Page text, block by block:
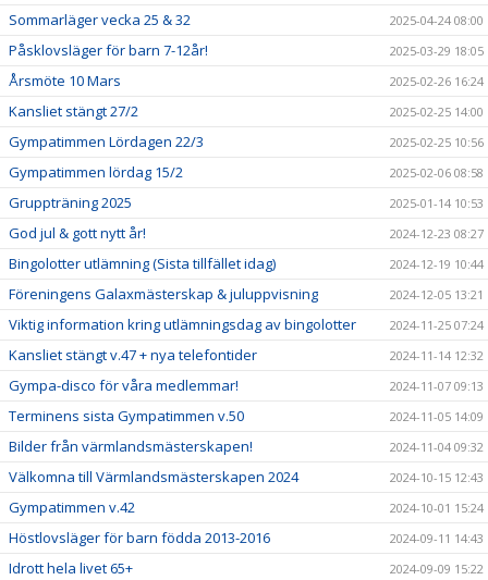
Sommarläger vecka 25 & 32 2025-04-24 08:00
Påsklovsläger för barn 7-12år! 2025-03-29 18:05
Årsmöte 10 Mars 2025-02-26 16:24
Kansliet stängt 27/2 2025-02-25 14:00
Gympatimmen Lördagen 22/3 2025-02-25 10:56
Gympatimmen lördag 15/2 2025-02-06 08:58
Gruppträning 2025 2025-01-14 10:53
God jul & gott nytt år! 2024-12-23 08:27
Bingolotter utlämning (Sista tillfället idag) 2024-12-19 10:44
Föreningens Galaxmästerskap & juluppvisning 2024-12-05 13:21
Viktig information kring utlämningsdag av bingolotter 2024-11-25 07:24
Kansliet stängt v.47 + nya telefontider 2024-11-14 12:32
Gympa-disco för våra medlemmar! 2024-11-07 09:13
Terminens sista Gympatimmen v.50 2024-11-05 14:09
Bilder från värmlandsmästerskapen! 2024-11-04 09:32
Välkomna till Värmlandsmästerskapen 2024 2024-10-15 12:43
Gympatimmen v.42 2024-10-01 15:24
Höstlovsläger för barn födda 2013-2016 2024-09-11 14:43
Idrott hela livet 65+ 2024-09-09 15:22